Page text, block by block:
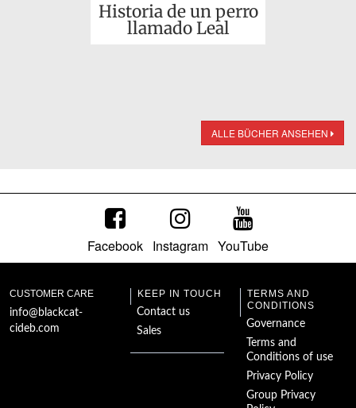
Historia de un perro
llamado Leal
ALLE BÜCHER ANSEHEN
Facebook Instagram YouTube